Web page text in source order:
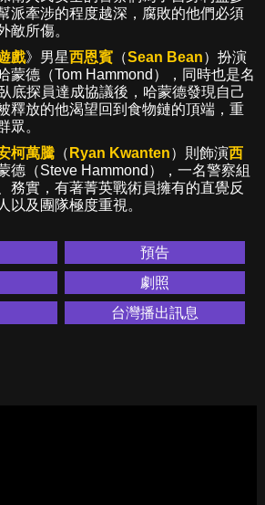
派牽涉的程度越深，腐敗的他們必須
敵所傷。
戲》男星西恩賓（Sean Bean）扮演
蒙德（Tom Hammond），同時也是名
底探員達成協議後，哈蒙德發現自己
釋放的他渴望回到食物鏈的頂端，重
眾。
柯萬騰（ Ryan Kwanten）則飾演西
德（Steve Hammond），一名警察組
務實，有著菁英戰術員擁有的直覺反
以及團隊極度重視。
預告
劇照
台灣播出訊息